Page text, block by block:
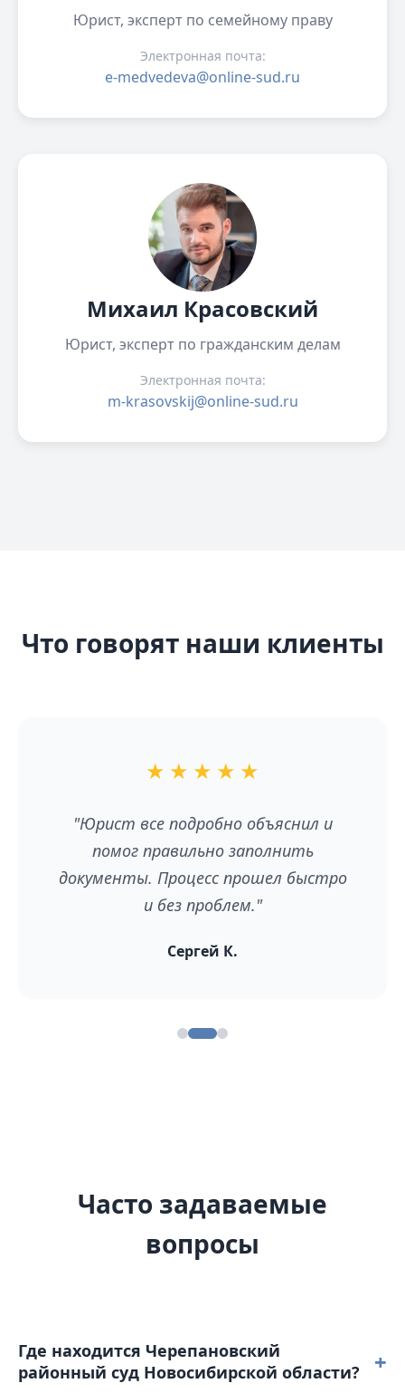
Юрист, эксперт по семейному праву
Электронная почта:
e-medvedeva@online-sud.ru
Михаил Красовский
Юрист, эксперт по гражданским делам
Электронная почта:
m-krasovskij@online-sud.ru
Что говорят наши клиенты
★ ★ ★ ★ ★
"Юрист все подробно объяснил и
помог правильно заполнить
документы. Процесс прошел быстро
и без проблем."
Сергей К.
Часто задаваемые
вопросы
Где находится Черепановский
районный суд Новосибирской области?
+